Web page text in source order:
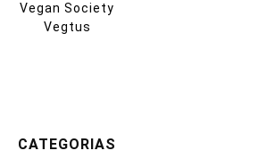
Vegan Society
Vegtus
CATEGORIAS